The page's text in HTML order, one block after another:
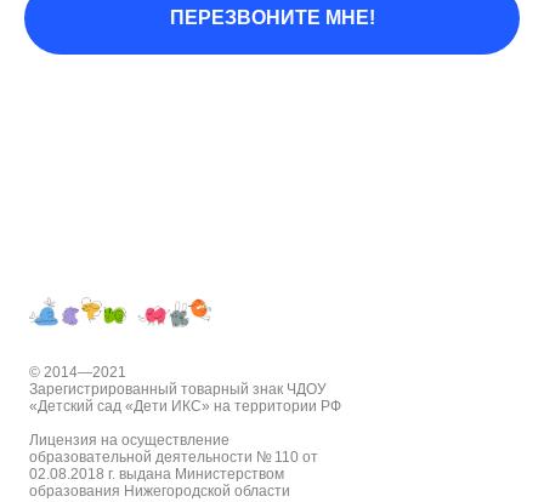
ПЕРЕЗВОНИТЕ МНЕ!
© 2014—2021
Зарегистрированный товарный знак ЧДОУ
«Детский сад «Дети ИКС» на территории РФ
Лицензия на осуществление
образовательной деятельности № 110 от
02.08.2018 г. выдана Министерством
образования Нижегородской области